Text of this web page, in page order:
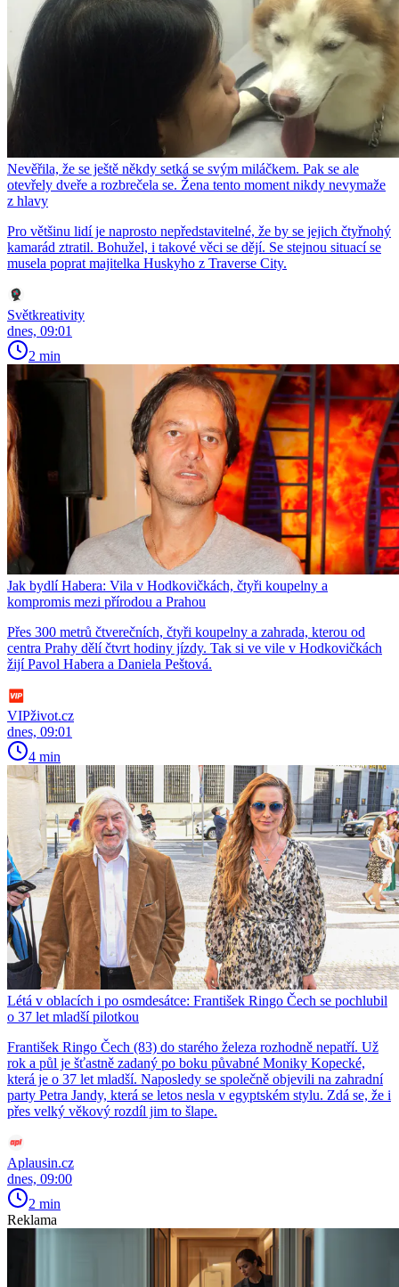
Nevěřila, že se ještě někdy setká se svým miláčkem. Pak se ale
otevřely dveře a rozbrečela se. Žena tento moment nikdy nevymaže
z hlavy
Pro většinu lidí je naprosto nepředstavitelné, že by se jejich čtyřnohý
kamarád ztratil. Bohužel, i takové věci se dějí. Se stejnou situací se
musela poprat majitelka Huskyho z Traverse City.
Světkreativity
dnes, 09:01
2 min
Jak bydlí Habera: Vila v Hodkovičkách, čtyři koupelny a
kompromis mezi přírodou a Prahou
Přes 300 metrů čtverečních, čtyři koupelny a zahrada, kterou od
centra Prahy dělí čtvrt hodiny jízdy. Tak si ve vile v Hodkovičkách
žijí Pavol Habera a Daniela Peštová.
VIPživot.cz
dnes, 09:01
4 min
Létá v oblacích i po osmdesátce: František Ringo Čech se pochlubil
o 37 let mladší pilotkou
František Ringo Čech (83) do starého železa rozhodně nepatří. Už
rok a půl je šťastně zadaný po boku půvabné Moniky Kopecké,
která je o 37 let mladší. Naposledy se společně objevili na zahradní
party Petra Jandy, která se letos nesla v egyptském stylu. Zdá se, že i
přes velký věkový rozdíl jim to šlape.
Aplausin.cz
dnes, 09:00
2 min
Reklama